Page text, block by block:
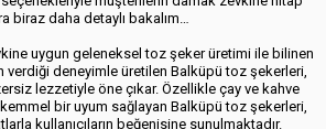
biraz daha detaylı bakalım…
uygun geleneksel toz şeker üretimi ile bilinen
verdiği deneyimle üretilen Balküpü toz şekerleri,
lezzetiyle öne çıkar. Özellikle çay ve kahve
bir uyum sağlayan Balküpü toz şekerleri,
kullanıcıların beğenisine sunulmaktadır.